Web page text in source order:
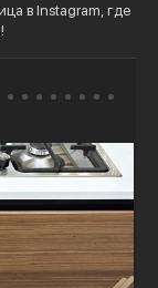
в Instagram, где